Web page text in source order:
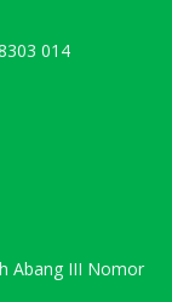
014
Abang III Nomor